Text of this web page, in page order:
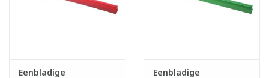
Eenbladige
Eenbladige